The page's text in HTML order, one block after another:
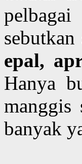
epal,
Hanya
manggis
banyak